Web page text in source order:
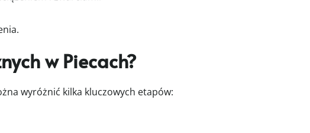
w Piecach?
wyróżnić kilka kluczowych etapów: